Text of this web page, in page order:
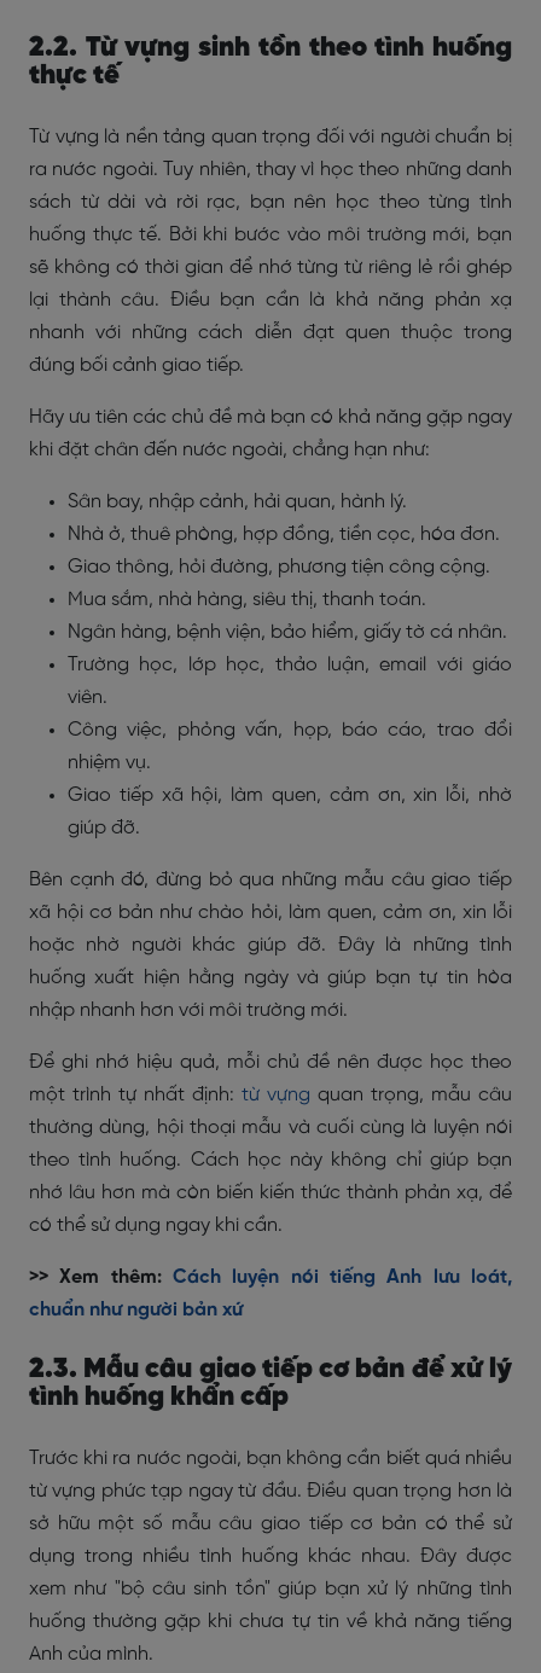
2.2. Từ vựng sinh tồn theo tình huống
thực tế
Từ vựng là nền tảng quan trọng đối với người chuẩn bị
ra nước ngoài. Tuy nhiên, thay vì học theo những danh
sách từ dài và rời rạc, bạn nên học theo từng tình
huống thực tế. Bởi khi bước vào môi trường mới, bạn
sẽ không có thời gian để nhớ từng từ riêng lẻ rồi ghép
lại thành câu. Điều bạn cần là khả năng phản xạ
nhanh với những cách diễn đạt quen thuộc trong
đúng bối cảnh giao tiếp.
Hãy ưu tiên các chủ đề mà bạn có khả năng gặp ngay
khi đặt chân đến nước ngoài, chẳng hạn như:
Sân bay, nhập cảnh, hải quan, hành lý.
Nhà ở, thuê phòng, hợp đồng, tiền cọc, hóa đơn.
Giao thông, hỏi đường, phương tiện công cộng.
Mua sắm, nhà hàng, siêu thị, thanh toán.
Ngân hàng, bệnh viện, bảo hiểm, giấy tờ cá nhân.
Trường học, lớp học, thảo luận, email với giáo
viên.
Công việc, phỏng vấn, họp, báo cáo, trao đổi
nhiệm vụ.
Giao tiếp xã hội, làm quen, cảm ơn, xin lỗi, nhờ
giúp đỡ.
Bên cạnh đó, đừng bỏ qua những mẫu câu giao tiếp
xã hội cơ bản như chào hỏi, làm quen, cảm ơn, xin lỗi
hoặc nhờ người khác giúp đỡ. Đây là những tình
huống xuất hiện hằng ngày và giúp bạn tự tin hòa
nhập nhanh hơn với môi trường mới.
Để ghi nhớ hiệu quả, mỗi chủ đề nên được học theo
một trình tự nhất định: từ vựng quan trọng, mẫu câu
thường dùng, hội thoại mẫu và cuối cùng là luyện nói
theo tình huống. Cách học này không chỉ giúp bạn
nhớ lâu hơn mà còn biến kiến thức thành phản xạ, để
có thể sử dụng ngay khi cần.
>> Xem thêm: Cách luyện nói tiếng Anh lưu loát,
chuẩn như người bản xứ
2.3. Mẫu câu giao tiếp cơ bản để xử lý
tình huống khẩn cấp
Trước khi ra nước ngoài, bạn không cần biết quá nhiều
từ vựng phức tạp ngay từ đầu. Điều quan trọng hơn là
sở hữu một số mẫu câu giao tiếp cơ bản có thể sử
dụng trong nhiều tình huống khác nhau. Đây được
xem như "bộ câu sinh tồn" giúp bạn xử lý những tình
huống thường gặp khi chưa tự tin về khả năng tiếng
Anh của mình.